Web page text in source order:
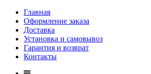
Главная
Оформление заказа
Доставка
Установка и самовывоз
Гарантия и возврат
Контакты